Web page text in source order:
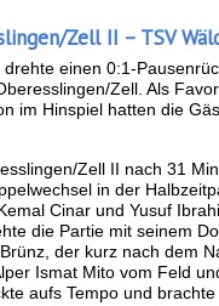
Zell II – TSV
einen 0:1-
Zell. Als
im Hinspiel hatten die
Zell II nach 31
in der
Cinar und Yusuf
die Partie mit seinem
der kurz nach dem
Ismat Mito vom Feld
aufs Tempo und